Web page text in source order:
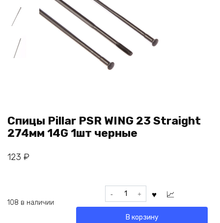
Спицы Pillar PSR WING 23 Straight
274мм 14G 1шт черные
123 ₽
108 в наличии
Количество
товара
В корзину